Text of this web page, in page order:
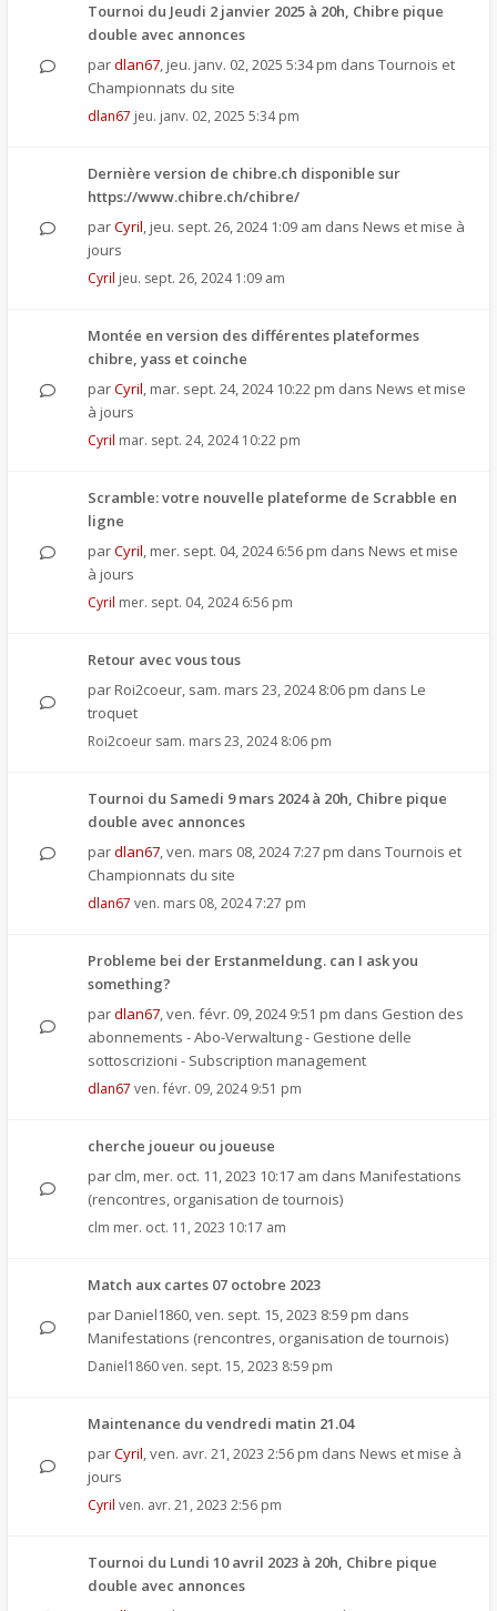
Tournoi du Jeudi 2 janvier 2025 à 20h, Chibre pique
double avec annonces
pardlan67, jeu. janv. 02, 2025 5:34 pm dans Tournois et
Championnats du site
dlan67 jeu. janv. 02, 2025 5:34 pm
Dernière version de chibre.ch disponible sur
https://www.chibre.ch/chibre/
parCyril, jeu. sept. 26, 2024 1:09 am dans News et mise à
jours
Cyril jeu. sept. 26, 2024 1:09 am
Montée en version des différentes plateformes
chibre, yass et coinche
parCyril, mar. sept. 24, 2024 10:22 pm dans News et mise
à jours
Cyril mar. sept. 24, 2024 10:22 pm
Scramble: votre nouvelle plateforme de Scrabble en
ligne
parCyril, mer. sept. 04, 2024 6:56 pm dans News et mise
à jours
Cyril mer. sept. 04, 2024 6:56 pm
Retour avec vous tous
par Roi2coeur, sam. mars 23, 2024 8:06 pm dans Le
troquet
Roi2coeur sam. mars 23, 2024 8:06 pm
Tournoi du Samedi 9 mars 2024 à 20h, Chibre pique
double avec annonces
pardlan67,ven. mars 08, 2024 7:27 pm dans Tournois et
Championnats du site
dlan67 ven. mars 08, 2024 7:27 pm
Probleme bei der Erstanmeldung. can I ask you
something?
pardlan67,ven. févr. 09, 2024 9:51 pm dans Gestion des
abonnements - Abo-Verwaltung - Gestione delle
sottoscrizioni - Subscription management
dlan67 ven. févr. 09, 2024 9:51 pm
cherche joueur ou joueuse
par clm, mer. oct. 11, 2023 10:17 am dans Manifestations
(rencontres, organisation de tournois)
clm mer. oct. 11, 2023 10:17 am
Match aux cartes 07 octobre 2023
par Daniel1860,ven. sept. 15, 2023 8:59 pm dans
Manifestations (rencontres, organisation de tournois)
Daniel1860ven. sept. 15, 2023 8:59 pm
Maintenance du vendredi matin 21.04
parCyril,ven. avr. 21, 2023 2:56 pm dans News et mise à
jours
Cyril ven. avr. 21, 2023 2:56 pm
Tournoi du Lundi 10 avril 2023 à 20h, Chibre pique
double avec annonces